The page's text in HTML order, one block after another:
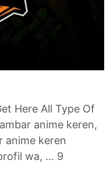
Here All Type Of
anime keren,
anime keren
wa, … 9